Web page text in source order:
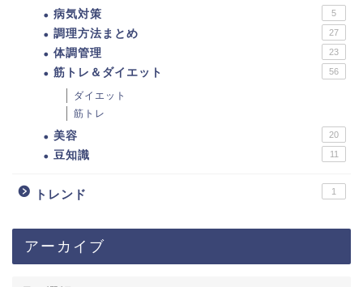
病気対策 5
調理方法まとめ 27
体調管理 23
筋トレ＆ダイエット 56
ダイエット
筋トレ
美容 20
豆知識 11
トレンド 1
アーカイブ